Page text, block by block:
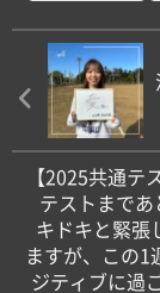
【2025共通テ
テストまであ
キドキと緊張
ますが、この1
ジティブに過